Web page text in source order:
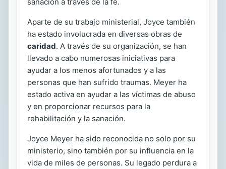
Aparte de su trabajo ministerial, Joyce también
ha estado involucrada en diversas obras de
caridad. A través de su organización, se han
llevado a cabo numerosas iniciativas para
ayudar a los menos afortunados y a las
personas que han sufrido traumas. Meyer ha
estado activa en ayudar a las víctimas de abuso
y en proporcionar recursos para la
rehabilitación y la sanación.
Joyce Meyer ha sido reconocida no solo por su
ministerio, sino también por su influencia en la
vida de miles de personas. Su legado perdura a